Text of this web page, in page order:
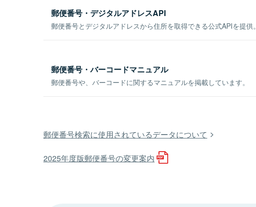
郵便番号・デジタルアドレスAPI
郵便番号とデジタルアドレスから住所を取得できる公式APIを提供。
郵便番号・バーコードマニュアル
郵便番号や、バーコードに関するマニュアルを掲載しています。
郵便番号検索に使用されているデータについて
2025年度版郵便番号の変更案内